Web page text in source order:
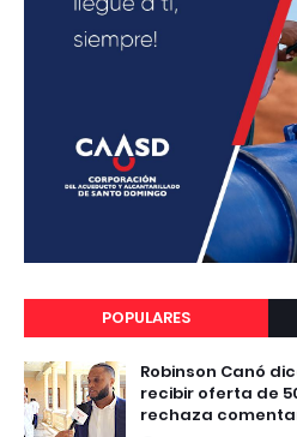
POPULARES
Robinson Canó
recibir oferta de
rechaza